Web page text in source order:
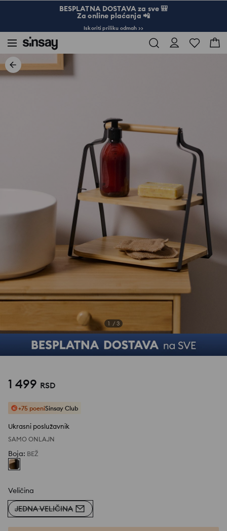
BESPLATNA DOSTAVA za sve 🎒
Za online plaćanja 📲
Iskoriti priliku odmah >>
1 / 3
1 499 RSD
+75 poeniSinsay Club
Ukrasni poslužavnik
SAMO ONLAJN
Boja: BEŽ
Veličina
JEDNA VELIČINA